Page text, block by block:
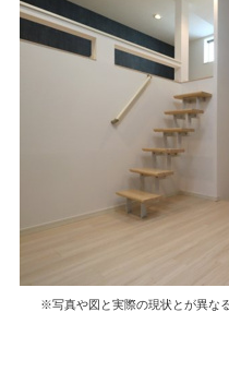
※写真や図と実際の現状とが異な